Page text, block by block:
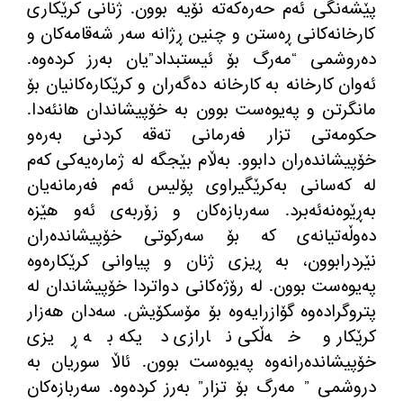
پێشەنگی ئەم حەرەكەتە نۆیە بوون. ژنانی كرێكاری
كارخانەكانی ڕەستن و چنین ڕژانە سەر شەقامەكان و
دەروشمی “مەرگ بۆ ئیستبداد”یان بەرز كردەوە.
ئەوان كارخانە بە كارخانە دەگەران و كرێكارەكانیان بۆ
مانگرتن و پەیوەست بوون بە خۆپیشاندان هانئەدا.
حكومەتی تزار فەرمانی تەقە كردنی بەرەو
خۆپیشاندەران دابوو. بەڵام بێجگە لە ژمارەیەكی كەم
لە كەسانی بەكرێگیراوی پۆلیس ئەم فەرمانەیان
بەڕێوەنەئەبرد. سەربازەكان و زۆربەی ئەو هێزە
دەوڵەتیانەی كە بۆ سەركوتی خۆپیشاندەران
نێردرابوون، بە ڕیزی ژنان و پیاوانی كرێكارەوە
پەیوەست بوون. لە رۆژەكانی دواتردا خۆپیشاندان لە
پتروگرادەوە گۆازرایەوە بۆ مۆسكۆیش. سەدان هەزار
كرێكار و خەڵكی نارازی دیكە بە ڕیزی
خۆپیشاندەرانەوە پەیوەست بوون. ئاڵا سوریان بە
دروشمی ” مەرگ بۆ تزار” بەرز كردەوە. سەربازەكان